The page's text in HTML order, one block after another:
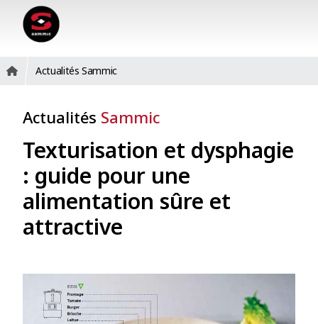
Actualités Sammic
Actualités Sammic
Texturisation et dysphagie
: guide pour une
alimentation sûre et
attractive